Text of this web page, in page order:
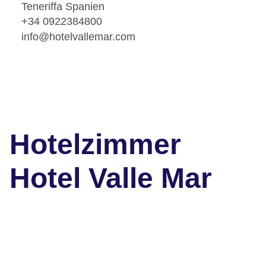
Teneriffa Spanien
+34 0922384800
info@hotelvallemar.com
Hotelzimmer
Hotel Valle Mar